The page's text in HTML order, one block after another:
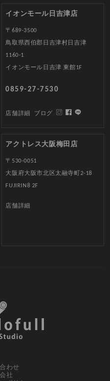
イオンモール日吉津店
〒689-3500
鳥取県西伯郡日吉津村日吉津
1160-1
イオンモール日吉津 東館1F
0859-27-7530
店舗詳細 ブログ
アクトレス大阪梅田店
〒530-0051
大阪府大阪市北区太融寺町2-18
FUJIRIN8 2F
店舗詳細
わせ
社